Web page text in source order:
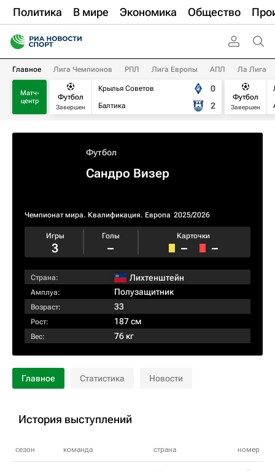
Политика В мире Экономика Общество
Главное Лига Чемпионов РПЛ Лига Европы АПЛ Ла Лига
Матч-
центр
Футбол
Завершен
Крылья Советов
Балтика
0
2
Футбол
Завершен
Футбол
Сандро Визер
Чемпионат мира. Квалификация. Европа 2025/2026
Игры
3
Голы
–
Карточки
– –
Страна: Лихтенштейн
Амплуа: Полузащитник
Возраст: 33
Рост: 187 см
Вес: 76 кг
Главное Статистика Новости
История выступлений
сезон команда страна номер